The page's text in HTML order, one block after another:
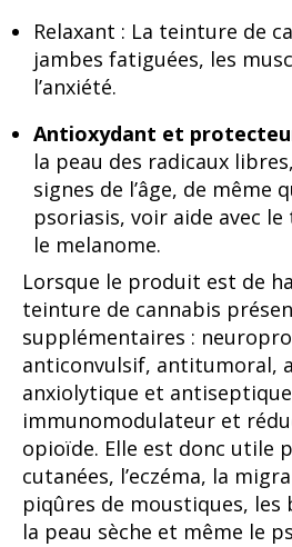
Relaxant : La teinture de
jambes fatiguées, les
l’anxiété.
Antioxydant et
la peau des radicaux
signes de l’âge, de même
psoriasis, voir aide avec
le melanome.
Lorsque le produit est de
teinture de cannabis
supplémentaires :
anticonvulsif, antitumoral,
anxiolytique et
immunomodulateur et
opioïde. Elle est donc utile
cutanées, l’eczéma, la
piqûres de moustiques, les
la peau sèche et même le